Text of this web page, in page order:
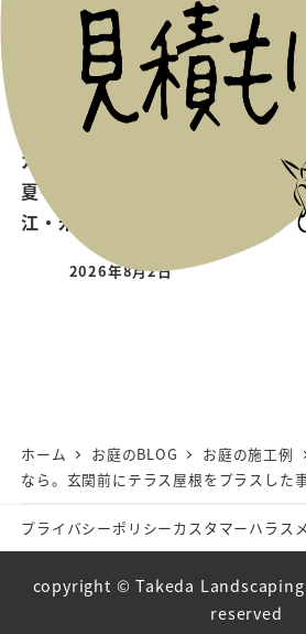
ガレージの断熱と換気で
夏も快適に｜出雲・松
江・米子の施工ポイント
2026年8月2日
相
ホーム お庭のBLOG お庭の施工例
なら。玄関前にテラス屋根をプラスした
プライバシーポリシーカスタマーハラス
copyright © Takeda
reserved